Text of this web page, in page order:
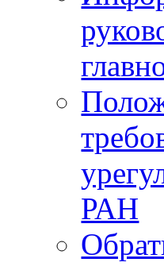
РАН